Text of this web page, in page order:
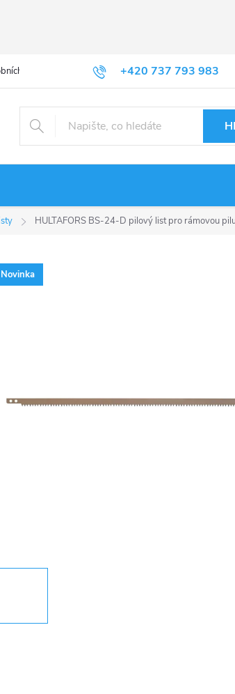
+420 737 793 983
údajů
HULTAFORS BS-24-D pilový list pro rámovou
Novinka